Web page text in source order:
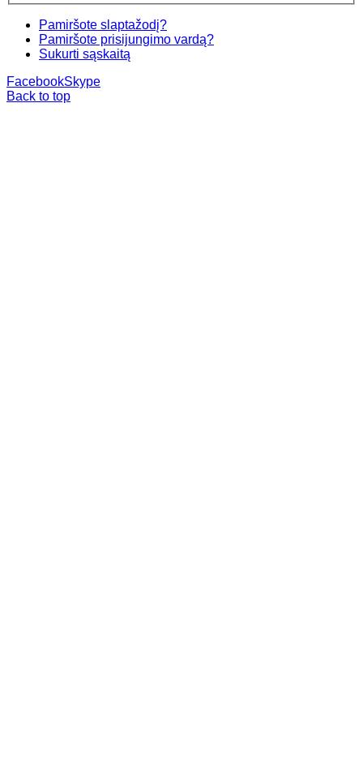
Pamiršote slaptažodį?
Pamiršote prisijungimo vardą?
Sukurti sąskaitą
FacebookSkype
Back to top